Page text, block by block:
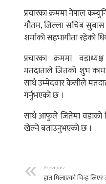
प्रचारका क्रममा नेपाल
गौतम, जिल्ला सचिब
शर्माको सहभागीता रहेको
प्रचारका क्रममा
मतदाताले जितको शुभ
साथै उम्मेदवार केसीले
गर्नुभएको छ ।
साथै आफुले जितेमा वडाको
खेल्ने बताउनुभएको छ ।
Previous:
हात मिलाएको चिन्ह